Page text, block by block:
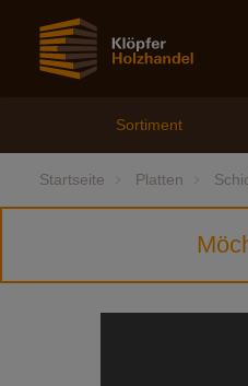
Sortiment
Startseite Platten